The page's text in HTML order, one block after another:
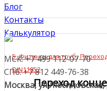
Блог
Контакты
Калькулятор
МСК: +7 499 112-07-70
СПб: +7 812 449-76-38
Москва, ул.Люсиновская,
5. Фитинги для труб,
DIN11852
Переход